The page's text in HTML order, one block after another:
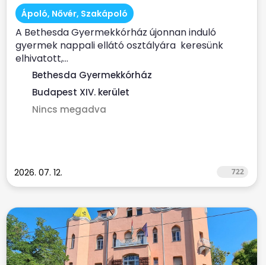
Gyermekkórház
Ápoló, Nővér, Szakápoló
A Bethesda Gyermekkórház újonnan induló
gyermek nappali ellátó osztályára keresünk
elhivatott,...
Bethesda Gyermekkórház
Budapest XIV. kerület
Nincs megadva
2026. 07. 12. 722